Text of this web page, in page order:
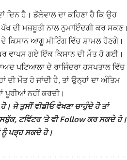
ਦਿਨ ਹੈ। ਡੱਲੇਵਾਲ ਦਾ ਕਹਿਣਾ ਹੈ ਕਿ ਉਹ
ਦੀ ਮਜ਼ਬੂਤੀ ਨਾਲ ਨੁਮਾਇੰਦਗੀ ਕਰ ਸਕਣ।
ਕਿਸਾਨ ਆਗੂ ਮੀਟਿੰਗ ਵਿੱਚ ਸ਼ਾਮਲ ਹੋਣਗੇ।
ਵਾਪਸ ਗਏ ਇੱਕ ਕਿਸਾਨ ਦੀ ਮੌਤ ਹੋ ਗਈ।
ਪਟਿਆਲਾ ਦੇ ਰਾਜਿੰਦਰਾ ਹਸਪਤਾਲ ਵਿੱਚ
ਮੌਤ ਹੋ ਜਾਂਦੀ ਹੈ, ਤਾਂ ਉਨ੍ਹਾਂ ਦਾ ਅੰਤਿਮ
ਪੂਰੀਆਂ ਨਹੀਂ ਕਰਦੀ।
ਜੇ ਤੁਸੀਂ ਵੀਡੀਓ ਵੇਖਣਾ ਚਾਹੁੰਦੇ ਹੋ ਤਾਂ
ਟਵਿੱਟਰ ‘ਤੇ ਵੀ Follow ਕਰ ਸਕਦੇ ਹੋ।
ਨੂੰ ਪੜ੍ਹ ਸਕਦੇ ਹੋ।